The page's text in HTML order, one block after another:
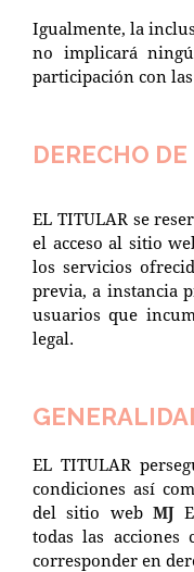
Igualmente, la
no implicará
participación con
DERECHO
EL TITULAR se
el acceso al sitio
los servicios
previa, a instancia
usuarios que
legal.
EL TITULAR
condiciones así
del sitio web MJ
todas las acciones
corresponder en